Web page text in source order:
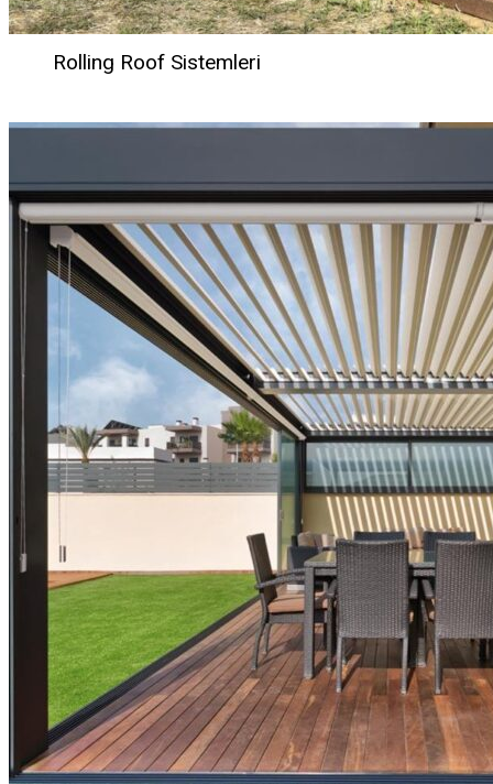
Rolling Roof Sistemleri